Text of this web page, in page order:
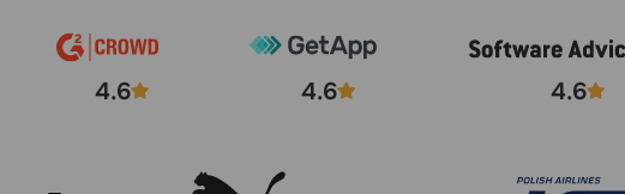
4.6 4.6 4.6